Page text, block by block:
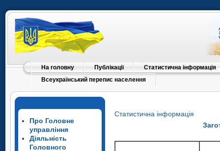
На головну Публікації
Статистична інформація
Всеукраїнський перепис населення
Про Головне
управління
Діяльність
Головного
Статистична інформація